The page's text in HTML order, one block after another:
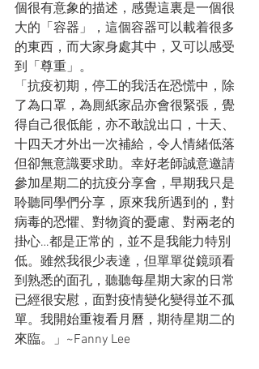
個很有意象的描述，感覺這裏是一個很
大的「容器」，這個容器可以載着很多
的東西，而大家身處其中，又可以感受
到「尊重」。
「抗疫初期，停工的我活在恐慌中，除
了為口罩，為厠紙家品亦會很緊張，覺
得自己很低能，亦不敢說出口，十天、
十四天才外出一次補給，令人情緒低落
但卻無意識要求助。幸好老師誠意邀請
參加星期二的抗疫分享會，早期我只是
聆聽同學們分享，原來我所遇到的，對
病毒的恐懼、對物資的憂慮、對兩老的
掛心…都是正常的，並不是我能力特別
低。雖然我很少表達，但單單從鏡頭看
到熟悉的面孔，聽聽每星期大家的日常
已經很安慰，面對疫情變化變得並不孤
單。我開始重複看月曆，期待星期二的
來臨。」~Fanny Lee